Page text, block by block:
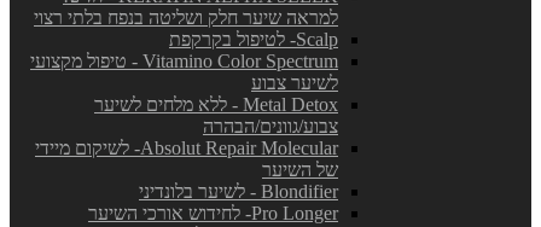
למראה שיער חלק ושליטה בנפח בלתי רצוי
Scalp- לטיפול בקרקפת
Vitamino Color Spectrum - טיפול מקצועי
לשיער צבוע
Metal Detox - ללא מלחים לשיער
צבוע/גוונים/הבהרה
Absolut Repair Molecular- לשיקום מיידי
של השיער
Blondifier - לשיער בלונדיני
Pro Longer- לחידוש אורכי השיער